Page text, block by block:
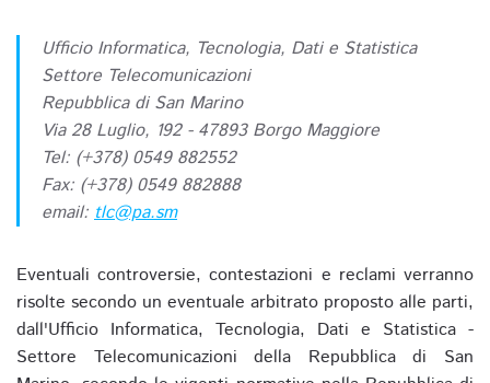
Ufficio Informatica, Tecnologia, Dati e Statistica
Settore Telecomunicazioni
Repubblica di San Marino
Via 28 Luglio, 192 - 47893 Borgo Maggiore
Tel: (+378) 0549 882552
Fax: (+378) 0549 882888
email: tlc@pa.sm
Eventuali controversie, contestazioni e reclami verranno
risolte secondo un eventuale arbitrato proposto alle parti,
dall'Ufficio Informatica, Tecnologia, Dati e Statistica -
Settore Telecomunicazioni della Repubblica di San